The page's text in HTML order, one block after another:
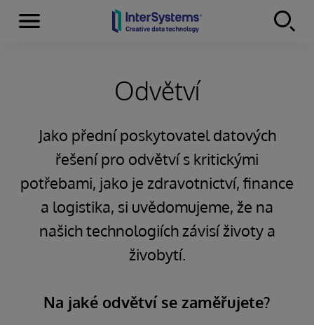
Skip to content
Menu
Odvětví
Jako přední poskytovatel datových
řešení pro odvětví s kritickými
potřebami, jako je zdravotnictví, finance
a logistika, si uvědomujeme, že na
našich technologiích závisí životy a
živobytí.
Na jaké odvětví se zaměřujete?